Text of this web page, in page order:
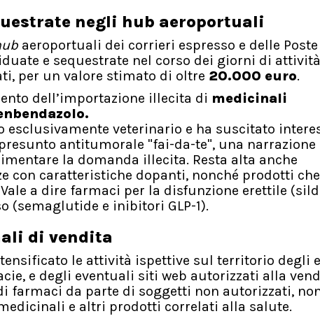
negli hub aeroportuali
aeroportuali dei corrieri espresso e delle
e sequestrate nel corso dei giorni di
per un valore stimato di oltre 20.000 euro.
dell’importazione illecita di medicinali
esclusivamente veterinario e ha suscitato
antitumorale "fai-da-te", una narrazione
la domanda illecita. Resta alta anche
con caratteristiche dopanti, nonché prodotti
Vale a dire farmaci per la disfunzione erettile
(semaglutide e inibitori GLP-1).
di vendita
le attività ispettive sul territorio degli
e degli eventuali siti web autorizzati alla
farmaci da parte di soggetti non autorizzati,
e altri prodotti correlati alla salute.